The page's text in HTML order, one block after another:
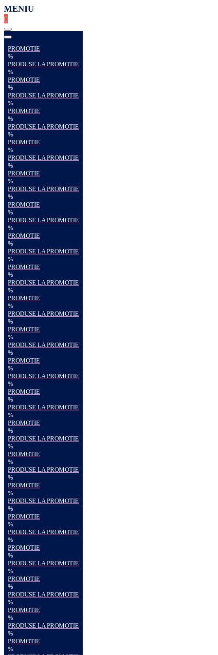
MENIU
PROMOTIE
%
PRODUSE LA PROMOTIE
%
PROMOTIE
%
PRODUSE LA PROMOTIE
%
PROMOTIE
%
PRODUSE LA PROMOTIE
%
PROMOTIE
%
PRODUSE LA PROMOTIE
%
PROMOTIE
%
PRODUSE LA PROMOTIE
%
PROMOTIE
%
PRODUSE LA PROMOTIE
%
PROMOTIE
%
PRODUSE LA PROMOTIE
%
PROMOTIE
%
PRODUSE LA PROMOTIE
%
PROMOTIE
%
PRODUSE LA PROMOTIE
%
PROMOTIE
%
PRODUSE LA PROMOTIE
%
PROMOTIE
%
PRODUSE LA PROMOTIE
%
PROMOTIE
%
PRODUSE LA PROMOTIE
%
PROMOTIE
%
PRODUSE LA PROMOTIE
%
PROMOTIE
%
PRODUSE LA PROMOTIE
%
PROMOTIE
%
PRODUSE LA PROMOTIE
%
PROMOTIE
%
PRODUSE LA PROMOTIE
%
PROMOTIE
%
PRODUSE LA PROMOTIE
%
PROMOTIE
%
PRODUSE LA PROMOTIE
%
PROMOTIE
%
PRODUSE LA PROMOTIE
%
PROMOTIE
%